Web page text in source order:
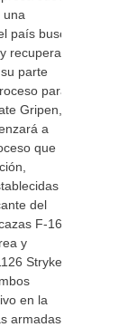
una
país busca
recuperar
parte
para
Gripen,
a
que
del
F-16
y
Stryker
en la
armadas.